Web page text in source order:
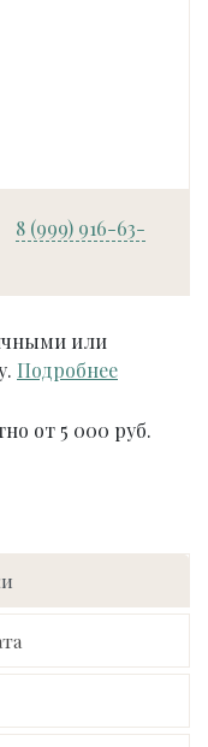
8 (999) 916-63-
или
Подробнее
от 5 000 руб.